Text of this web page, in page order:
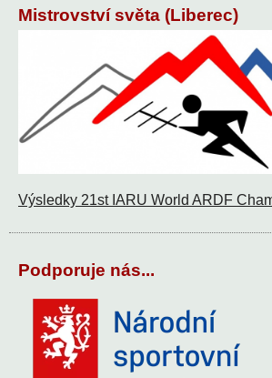
Mistrovství světa (Liberec)
Výsledky 21st IARU World ARDF
Podporuje nás...